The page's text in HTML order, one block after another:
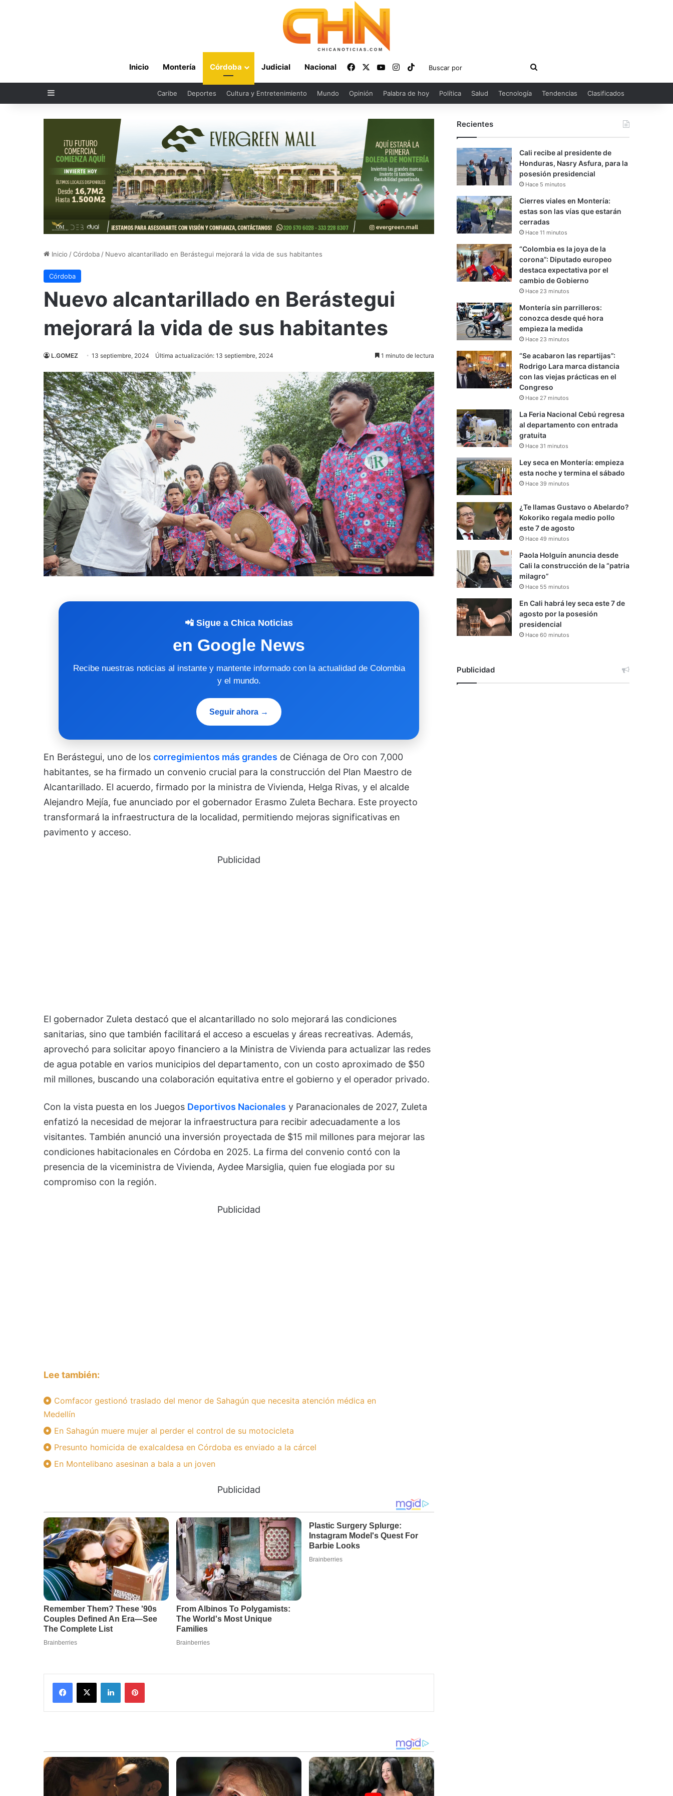
Inicio Montería Córdoba Judicial Nacional FacebookYouTubeInstagram
TikTok
Buscar
por
Sidebar Caribe Deportes Cultura y Entretenimiento Mundo Opinión Palabra de hoy Política Salud Tecnología Tendencias Clasificados
Inicio /Córdoba / Nuevo alcantarillado en Berástegui mejorará la vida de sus habitantes
Córdoba
Nuevo alcantarillado en Berástegui
mejorará la vida de sus habitantes
L.GOMEZ 13 septiembre, 2024 Última actualización: 13 septiembre, 2024 1 minuto de lectura
📲 Sigue a Chica Noticias
en Google News
Recibe nuestras noticias al instante y mantente informado con la actualidad de Colombia
y el mundo.
Seguir ahora →
En Berástegui, uno de los corregimientos más grandes de Ciénaga de Oro con 7,000
habitantes, se ha firmado un convenio crucial para la construcción del Plan Maestro de
Alcantarillado. El acuerdo, firmado por la ministra de Vivienda, Helga Rivas, y el alcalde
Alejandro Mejía, fue anunciado por el gobernador Erasmo Zuleta Bechara. Este proyecto
transformará la infraestructura de la localidad, permitiendo mejoras significativas en
pavimento y acceso.
Publicidad
El gobernador Zuleta destacó que el alcantarillado no solo mejorará las condiciones
sanitarias, sino que también facilitará el acceso a escuelas y áreas recreativas. Además,
aprovechó para solicitar apoyo financiero a la Ministra de Vivienda para actualizar las redes
de agua potable en varios municipios del departamento, con un costo aproximado de $50
mil millones, buscando una colaboración equitativa entre el gobierno y el operador privado.
Con la vista puesta en los Juegos Deportivos Nacionales y Paranacionales de 2027, Zuleta
enfatizó la necesidad de mejorar la infraestructura para recibir adecuadamente a los
visitantes. También anunció una inversión proyectada de $15 mil millones para mejorar las
condiciones habitacionales en Córdoba en 2025. La firma del convenio contó con la
presencia de la viceministra de Vivienda, Aydee Marsiglia, quien fue elogiada por su
compromiso con la región.
Publicidad
Lee también:
Comfacor gestionó traslado del menor de Sahagún que necesita atención médica en
Medellín
En Sahagún muere mujer al perder el control de su motocicleta
Presunto homicida de exalcaldesa en Córdoba es enviado a la cárcel
En Montelibano asesinan a bala a un joven
Publicidad
Facebook
X LinkedInPinterest
Recientes
Cali recibe al presidente de
Honduras, Nasry Asfura, para la
posesión presidencial
Hace 5 minutos
Cierres viales en Montería:
estas son las vías que estarán
cerradas
Hace 11 minutos
“Colombia es la joya de la
corona”: Diputado europeo
destaca expectativa por el
cambio de Gobierno
Hace 23 minutos
Montería sin parrilleros:
conozca desde qué hora
empieza la medida
Hace 23 minutos
“Se acabaron las repartijas”:
Rodrigo Lara marca distancia
con las viejas prácticas en el
Congreso
Hace 27 minutos
La Feria Nacional Cebú regresa
al departamento con entrada
gratuita
Hace 31 minutos
Ley seca en Montería: empieza
esta noche y termina el sábado
Hace 39 minutos
¿Te llamas Gustavo o Abelardo?
Kokoriko regala medio pollo
este 7 de agosto
Hace 49 minutos
Paola Holguín anuncia desde
Cali la construcción de la “patria
milagro”
Hace 55 minutos
En Cali habrá ley seca este 7 de
agosto por la posesión
presidencial
Hace 60 minutos
Publicidad